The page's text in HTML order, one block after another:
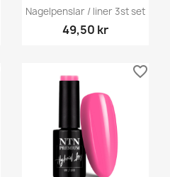
Nagelpenslar / liner 3st set
49,50 kr
favorite_border